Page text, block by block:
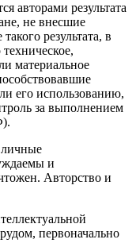
авторами результата
не внесшие
результата, в
материальное
его использованию,
за выполнением
и
Авторство и
первоначально